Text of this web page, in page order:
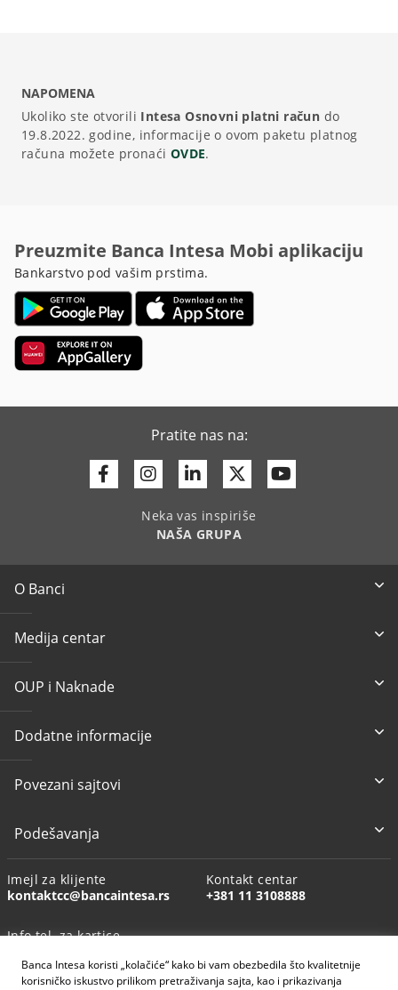
Banca Intesa koristi „kolačiće“ kako bi vam obezbedila što kvalitetnije
korisničko iskustvo prilikom pretraživanja sajta, kao i prikazivanja
NAPOMENA
Ukoliko ste otvorili Intesa Osnovni platni račun do
19.8.2022. godine, informacije o ovom paketu platnog
računa možete pronaći OVDE.
Preuzmite Banca Intesa Mobi aplikaciju
Bankarstvo pod vašim prstima.
Pratite nas na:
FacebookInstagram
LinkedinTwitter
Neka vas inspiriše
NAŠA GRUPA
O Banci
Medija centar
OUP i Naknade
Dodatne informacije
Povezani sajtovi
Podešavanja
Imejl za klijente
kontaktcc@bancaintesa.rs
Kontakt centar
+381 11 3108888
Info tel. za kartice